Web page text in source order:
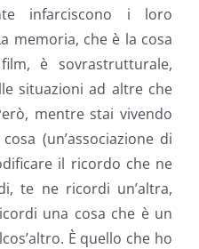
infarciscono i loro
memoria, che è la cosa
è sovrastrutturale,
situazioni ad altre che
mentre stai vivendo
(un’associazione di
il ricordo che ne
te ne ricordi un’altra,
una cosa che è un
È quello che ho